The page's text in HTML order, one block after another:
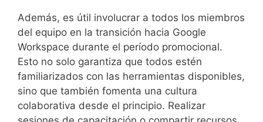
Además, es útil involucrar a todos los miembros
del equipo en la transición hacia Google
Workspace durante el período promocional.
Esto no solo garantiza que todos estén
familiarizados con las herramientas disponibles,
sino que también fomenta una cultura
colaborativa desde el principio. Realizar